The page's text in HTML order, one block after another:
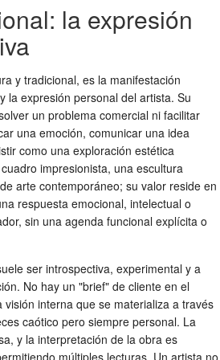
la expresión
y tradicional, es la manifestación
la expresión personal del artista. Su
un problema comercial ni facilitar
una emoción, comunicar una idea
como una exploración estética
impresionista, una escultura
arte contemporáneo; su valor reside en
respuesta emocional, intelectual o
sin una agenda funcional explícita o
ser introspectiva, experimental y a
No hay un "brief" de cliente en el
interna que se materializa a través
caótico pero siempre personal. La
y la interpretación de la obra es
múltiples lecturas. Un artista no